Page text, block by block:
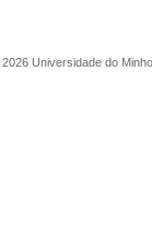
2026 Universidade do